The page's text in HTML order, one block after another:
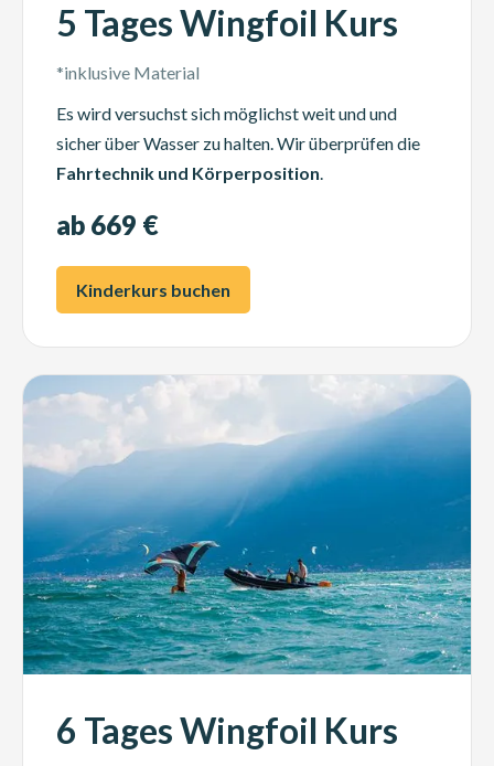
5 Tages Wingfoil Kurs
*inklusive Material
Es wird versuchst sich möglichst weit und und
sicher über Wasser zu halten. Wir überprüfen die
Fahrtechnik und Körperposition
ab 669 €
Kinderkurs buchen
6 Tages Wingfoil Kurs